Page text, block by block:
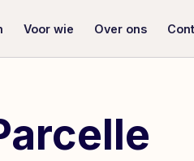
Voor wie Over ons